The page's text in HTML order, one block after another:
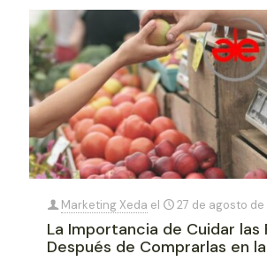
Marketing Xeda el 27 de agosto
La Importancia de Cuidar las
Después de Comprarlas en